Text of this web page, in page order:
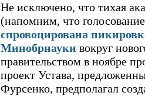
Не исключено, что тихая
(напомним, что
спровоцирована
Минобрнауки вокруг
правительством в ноябре
проект Устава,
Фурсенко, предполагал